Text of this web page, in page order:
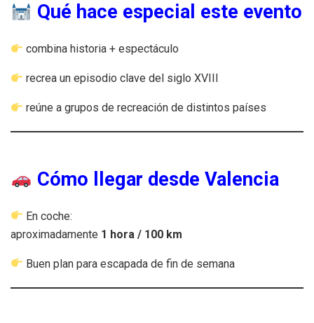
Qué hace especial este evento
combina historia + espectáculo
recrea un episodio clave del siglo XVIII
reúne a grupos de recreación de distintos países
Cómo llegar desde Valencia
En coche:
aproximadamente 1 hora / 100 km
Buen plan para escapada de fin de semana